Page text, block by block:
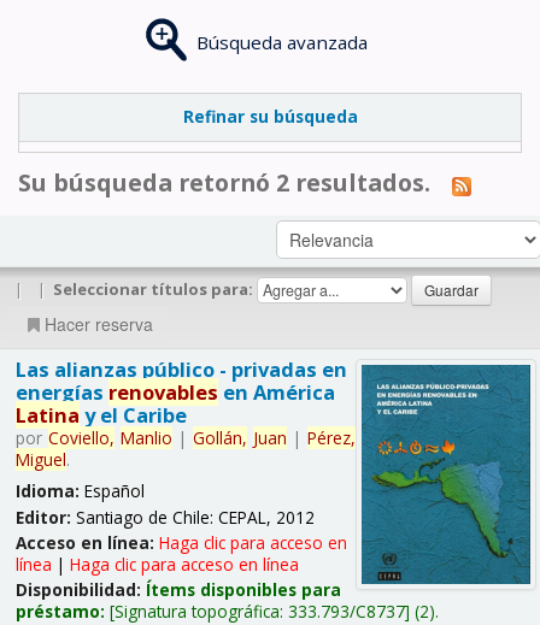
Búsqueda avanzada
Refinar su búsqueda
Su búsqueda retornó 2 resultados.
| | Seleccionar títulos para:
Hacer reserva
Las alianzas público - privadas en
energías renovables en América
Latina y el Caribe
por Coviello, Manlio | Gollán, Juan | Pérez,
Miguel.
Idioma: Español
Editor: Santiago de Chile: CEPAL, 2012
Acceso en línea: Haga clic para acceso en
línea | Haga clic para acceso en línea
Disponibilidad: Ítems disponibles para
préstamo: Signatura topográfica: 333.793/C8737 (2).